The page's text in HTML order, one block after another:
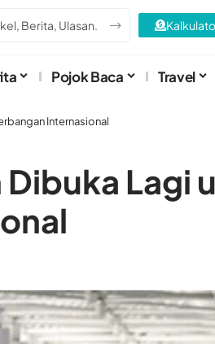
Pojok Baca Travel
Internasional
Lagi